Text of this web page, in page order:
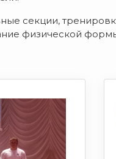
секции,
физической